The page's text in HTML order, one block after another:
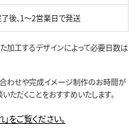
後、1～2営業日で発送
加工するデザインによって必要日数は
わせや完成イメージ制作のお時間が
ただくことをおすすめいたします。
をご覧ください。